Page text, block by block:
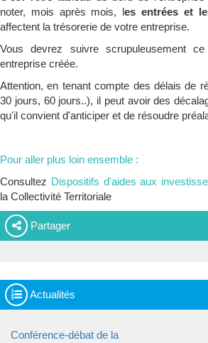
noter, mois après mois, les entrées et
affectent la trésorerie de votre entreprise.
Vous devrez suivre scrupuleusement
entreprise créée.
Attention, en tenant compte des délais de
30 jours, 60 jours..), il peut avoir des
qu'il convient d'anticiper et de résoudre
Pour aller plus loin ensemble :
Consultez Dispositifs d'aides aux
la Collectivité Territoriale
Partager
Actualités
Conférence-débat de la